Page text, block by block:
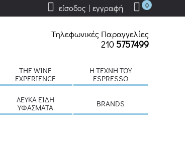
0
είσοδος | εγγραφή
Τηλεφωνικές Παραγγελίες
210 5757499
THE WINE
EXPERIENCE
H ΤΈΧΝΗ ΤΟΥ
ESPRESSO
ΛΕΥΚΆ ΕΊΔΗ
ΥΦΆΣΜΑΤΑ
BRANDS